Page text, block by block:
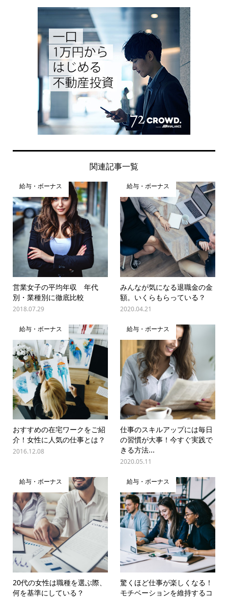
関連記事一覧
給与・ボーナス
営業女子の平均年収 年代
別・業種別に徹底比較
2018.07.29
給与・ボーナス
みんなが気になる退職金の金
額。いくらもらっている？
2020.04.21
給与・ボーナス
おすすめの在宅ワークをご紹
介！女性に人気の仕事とは？
2016.12.08
給与・ボーナス
仕事のスキルアップには毎日
の習慣が大事！今すぐ実践で
きる方法...
2020.05.11
給与・ボーナス
20代の女性は職種を選ぶ際、
何を基準にしている？
給与・ボーナス
驚くほど仕事が楽しくなる！
モチベーションを維持するコ